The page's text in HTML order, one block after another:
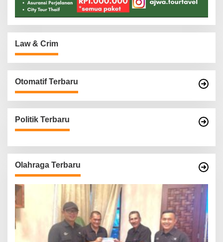
Law & Crim
Otomatif Terbaru
Politik Terbaru
Olahraga Terbaru